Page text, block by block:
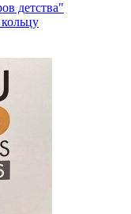
детства"